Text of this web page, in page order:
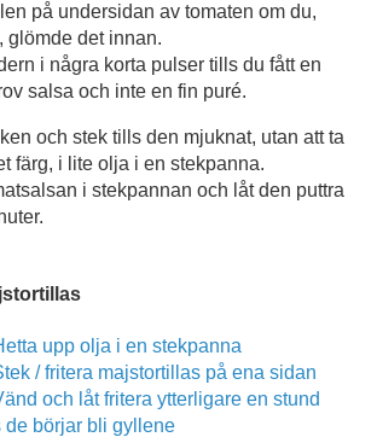
på undersidan av tomaten om du,
glömde det innan.
i några korta pulser tills du fått en
salsa och inte en fin puré.
och stek tills den mjuknat, utan att ta
färg, i lite olja i en stekpanna.
i stekpannan och låt den puttra